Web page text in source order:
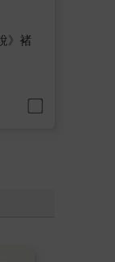
》褚